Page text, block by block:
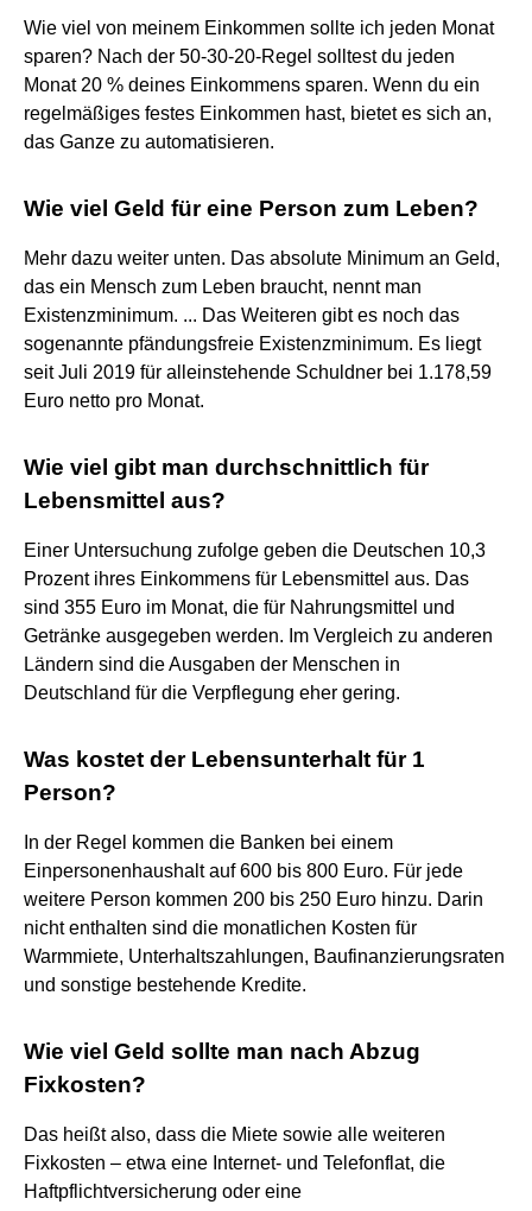
Wie viel von meinem Einkommen sollte ich jeden Monat
sparen? Nach der 50-30-20-Regel solltest du jeden
Monat 20 % deines Einkommens sparen. Wenn du ein
regelmäßiges festes Einkommen hast, bietet es sich an,
das Ganze zu automatisieren.
Wie viel Geld für eine Person zum Leben?
Mehr dazu weiter unten. Das absolute Minimum an Geld,
das ein Mensch zum Leben braucht, nennt man
Existenzminimum. ... Das Weiteren gibt es noch das
sogenannte pfändungsfreie Existenzminimum. Es liegt
seit Juli 2019 für alleinstehende Schuldner bei 1.178,59
Euro netto pro Monat.
Wie viel gibt man durchschnittlich für
Lebensmittel aus?
Einer Untersuchung zufolge geben die Deutschen 10,3
Prozent ihres Einkommens für Lebensmittel aus. Das
sind 355 Euro im Monat, die für Nahrungsmittel und
Getränke ausgegeben werden. Im Vergleich zu anderen
Ländern sind die Ausgaben der Menschen in
Deutschland für die Verpflegung eher gering.
Was kostet der Lebensunterhalt für 1
Person?
In der Regel kommen die Banken bei einem
Einpersonenhaushalt auf 600 bis 800 Euro. Für jede
weitere Person kommen 200 bis 250 Euro hinzu. Darin
nicht enthalten sind die monatlichen Kosten für
Warmmiete, Unterhaltszahlungen, Baufinanzierungsraten
und sonstige bestehende Kredite.
Wie viel Geld sollte man nach Abzug
Fixkosten?
Das heißt also, dass die Miete sowie alle weiteren
Fixkosten – etwa eine Internet- und Telefonflat, die
Haftpflichtversicherung oder eine